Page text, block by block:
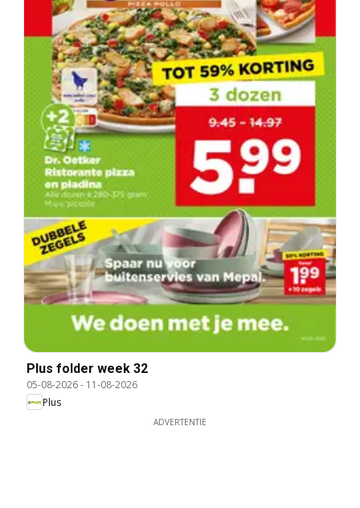
Plus folder week 32
05-08-2026- 11-08-2026
Plus
ADVERTENTIE